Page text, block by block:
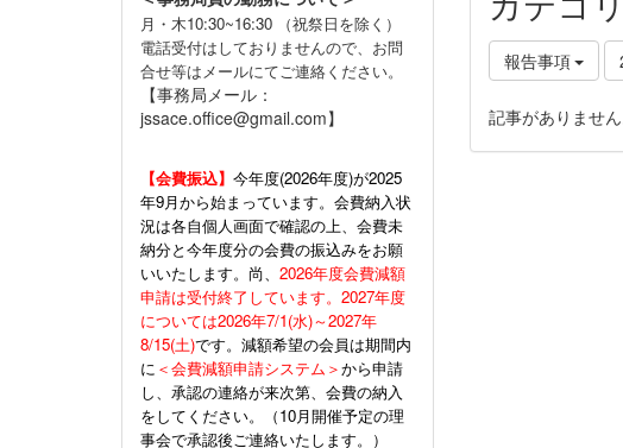
報告事項
記事がありません
月・木10:30~16:30 （祝祭日を除く）
電話受付はしておりませんので、お問
合せ等はメールにてご連絡ください。
【事務局メール：
jssace.office@gmail.com】
【会費振込】 今年度(2026年度)が2025
年9月から始まっています。会費納入状
況は各自個人画面で確認の上、会費未
納分と今年度分の会費の振込みをお願
いいたします。尚、 2026年度会費減額
申請は受付終了しています。2027年度
については2026年7/1(水)～2027年
8/15(土)です。減額希望の会員は期間内
に ＜会費減額申請システム＞から申請
し、承認の連絡が来次第、会費の納入
をしてください。（10月開催予定の理
事会で承認後ご連絡いたします。）